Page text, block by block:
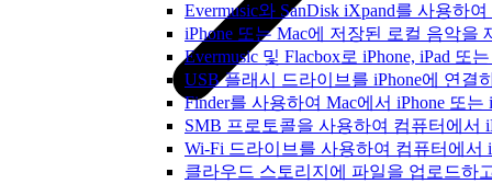
Evermusic와 SanDisk iXpand를 사용하
iPhone 또는 Mac에 저장된 로컬 음악을
Evermusic 및 Flacbox로 iPhone, iPad
USB 플래시 드라이브를 iPhone에 연
Finder를 사용하여 Mac에서 iPhone 또
SMB 프로토콜을 사용하여 컴퓨터에서
Wi-Fi 드라이브를 사용하여 컴퓨터에서
클라우드 스토리지에 파일을 업로드하